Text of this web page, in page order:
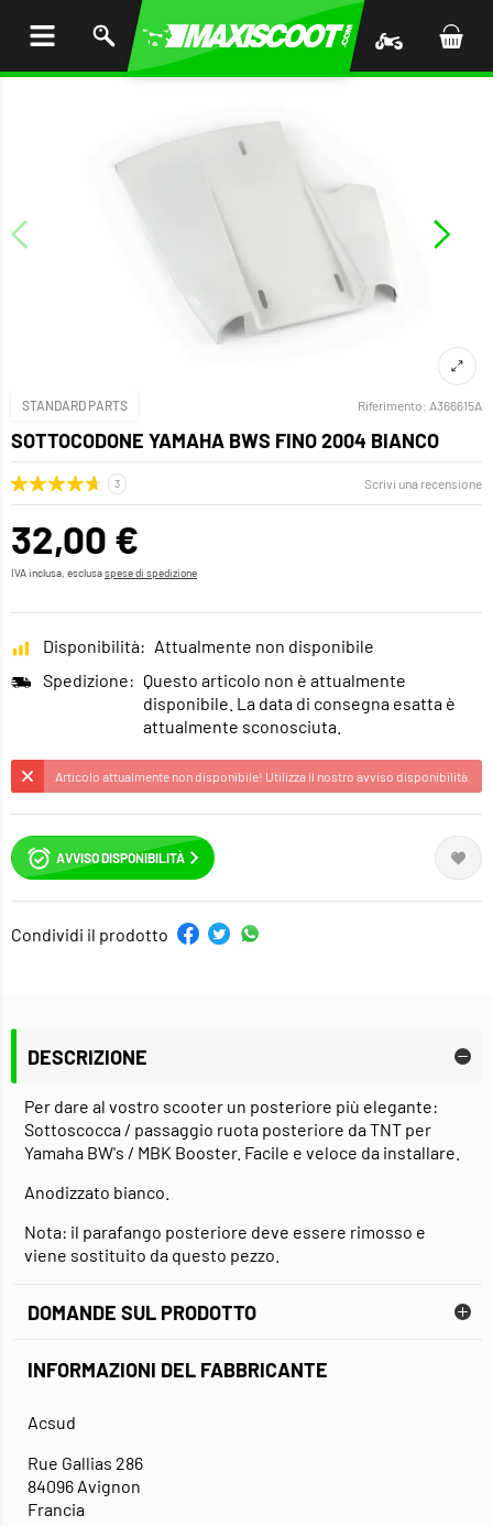
STANDARD PARTS Riferimento: A366615A
SOTTOCODONE YAMAHA BWS FINO 2004 BIANCO
Scrivi una recensione
32,00 €
IVA inclusa, esclusaspese di spedizione
Disponibilità: Attualmente non disponibile
Spedizione: Questo articolo non è attualmente
disponibile. La data di consegna esatta è
attualmente sconosciuta.
Articolo attualmente non disponibile! Utilizza il nostro avviso disponibilità.
AVVISO DISPONIBILITÀ
Condividi il prodotto
DESCRIZIONE
Per dare al vostro scooter un posteriore più elegante:
Sottoscocca / passaggio ruota posteriore da TNT per
Yamaha BW's / MBK Booster. Facile e veloce da installare.
Anodizzato bianco.
Nota: il parafango posteriore deve essere rimosso e
viene sostituito da questo pezzo.
DOMANDE SUL PRODOTTO
INFORMAZIONI DEL FABBRICANTE
Acsud
Rue Gallias 286
84096 Avignon
Francia